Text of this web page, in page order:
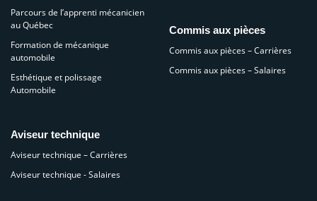
Parcours de l’apprenti mécanicien
au Québec
Formation de mécanique
automobile
Esthétique et polissage
Automobile
Aviseur technique
Aviseur technique – Carrières
Aviseur technique - Salaires
Commis aux pièces
Commis aux pièces – Carrières
Commis aux pièces – Salaires